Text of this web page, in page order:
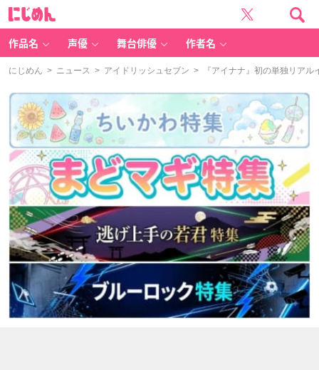
作品名 声優 舞台俳優 作者名
にじめん > ニュース > アイドリッシュセブン > 『アイナナ』初の単独リアル